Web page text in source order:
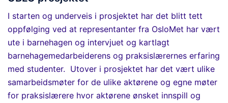
I starten og underveis i prosjektet har det blitt tett
oppfølging ved at representanter fra OsloMet har vært
ute i barnehagen og intervjuet og kartlagt
barnehagemedarbeiderens og praksislærernes erfaring
med studenter. Utover i prosjektet har det vært ulike
samarbeidsmøter for de ulike aktørene og egne møter
for praksislærere hvor aktørene ønsket innspill og